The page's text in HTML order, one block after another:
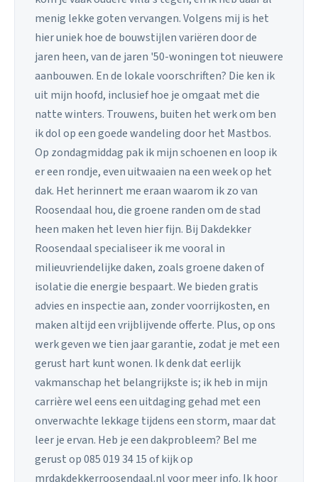
menig lekke goten vervangen. Volgens mij is het
hier uniek hoe de bouwstijlen variëren door de
jaren heen, van de jaren '50-woningen tot nieuwere
aanbouwen. En de lokale voorschriften? Die ken ik
uit mijn hoofd, inclusief hoe je omgaat met die
natte winters. Trouwens, buiten het werk om ben
ik dol op een goede wandeling door het Mastbos.
Op zondagmiddag pak ik mijn schoenen en loop ik
er een rondje, even uitwaaien na een week op het
dak. Het herinnert me eraan waarom ik zo van
Roosendaal hou, die groene randen om de stad
heen maken het leven hier fijn. Bij Dakdekker
Roosendaal specialiseer ik me vooral in
milieuvriendelijke daken, zoals groene daken of
isolatie die energie bespaart. We bieden gratis
advies en inspectie aan, zonder voorrijkosten, en
maken altijd een vrijblijvende offerte. Plus, op ons
werk geven we tien jaar garantie, zodat je met een
gerust hart kunt wonen. Ik denk dat eerlijk
vakmanschap het belangrijkste is; ik heb in mijn
carrière wel eens een uitdaging gehad met een
onverwachte lekkage tijdens een storm, maar dat
leer je ervan. Heb je een dakprobleem? Bel me
gerust op 085 019 34 15 of kijk op
mrdakdekkerroosendaal.nl voor meer info. Ik hoor